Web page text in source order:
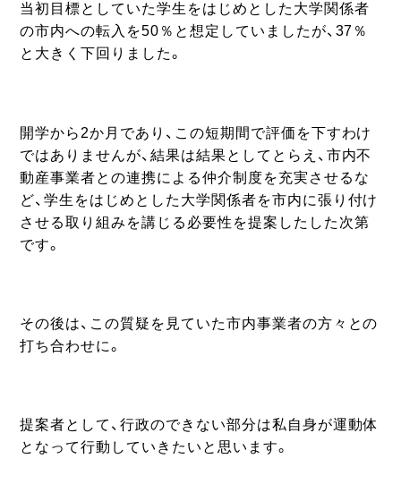
当初目標としていた学生をはじめとした大学関係者
の市内への転入を50％と想定していましたが、37％
と大きく下回りました。
開学から2か月であり、この短期間で評価を下すわけ
ではありませんが、結果は結果としてとらえ、市内不
動産事業者との連携による仲介制度を充実させるな
ど、学生をはじめとした大学関係者を市内に張り付け
させる取り組みを講じる必要性を提案したした次第
です。
その後は、この質疑を見ていた市内事業者の方々との
打ち合わせに。
提案者として、行政のできない部分は私自身が運動体
となって行動していきたいと思います。